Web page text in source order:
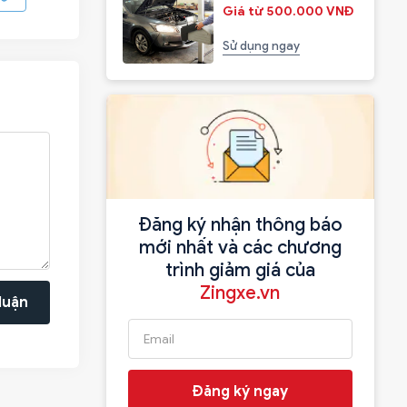
Giá từ 500.000 VNĐ
Sử dụng ngay
Đăng ký nhận thông báo
mới nhất và các chương
trình giảm giá của
Zingxe.vn
Đăng ký ngay